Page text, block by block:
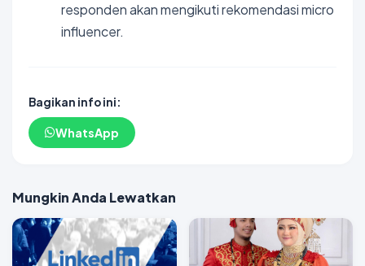
responden akan mengikuti rekomendasi micro
influencer.
Bagikan info ini:
WhatsApp
Mungkin Anda Lewatkan